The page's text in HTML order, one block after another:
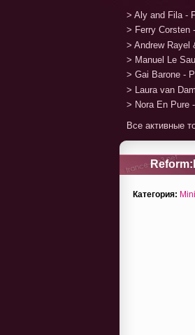
> Aly and Fila -
> Ferry Corsten
> Andrew Rayel
> Manuel Le
> Gai Barone -
> Laura van
> Nora En Pure
Все активные
Категория: